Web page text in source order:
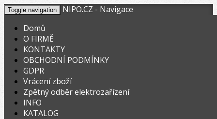
Toggle navigation
NIPO.CZ - Navigace
Domů
O FIRMĚ
KONTAKTY
OBCHODNÍ PODMÍNKY
GDPR
Vrácení zboží
Zpětný odběr elektrozařízení
INFO
KATALOG
V nákupním košíku máte0ks zboží.
Celkem:
Registrovat
OHYBACKY.NET » Elektrické
CBC ohýbací segment LI, 10mm / R30